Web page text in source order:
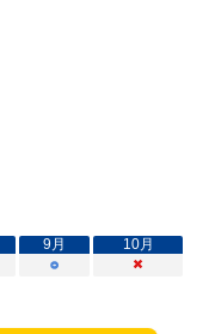
9月 10月
○ ×